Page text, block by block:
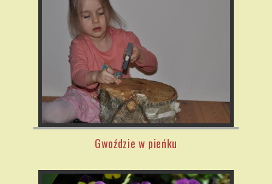
Gwoździe w pieńku